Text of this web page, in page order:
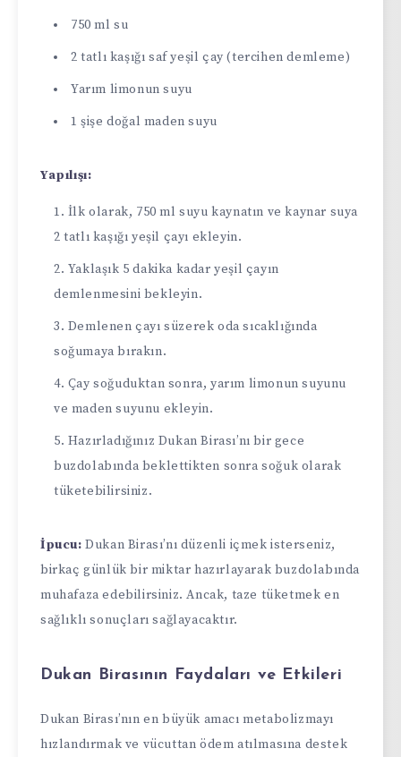
750 ml su
2 tatlı kaşığı saf yeşil çay (tercihen demleme)
Yarım limonun suyu
1 şişe doğal maden suyu
Yapılışı:
İlk olarak, 750 ml suyu kaynatın ve kaynar suya
2 tatlı kaşığı yeşil çayı ekleyin.
Yaklaşık 5 dakika kadar yeşil çayın
demlenmesini bekleyin.
Demlenen çayı süzerek oda sıcaklığında
soğumaya bırakın.
Çay soğuduktan sonra, yarım limonun suyunu
ve maden suyunu ekleyin.
Hazırladığınız Dukan Birası’nı bir gece
buzdolabında beklettikten sonra soğuk olarak
tüketebilirsiniz.
İpucu: Dukan Birası’nı düzenli içmek isterseniz,
birkaç günlük bir miktar hazırlayarak buzdolabında
muhafaza edebilirsiniz. Ancak, taze tüketmek en
sağlıklı sonuçları sağlayacaktır.
Dukan Birasının Faydaları ve Etkileri
Dukan Birası’nın en büyük amacı metabolizmayı
hızlandırmak ve vücuttan ödem atılmasına destek